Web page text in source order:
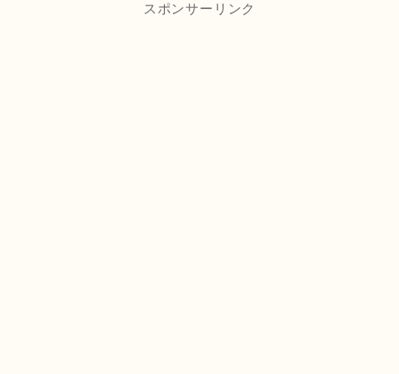
スポンサーリンク